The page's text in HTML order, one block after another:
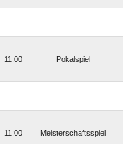
11:00 Pokalspiel
11:00 Meisterschaftsspiel